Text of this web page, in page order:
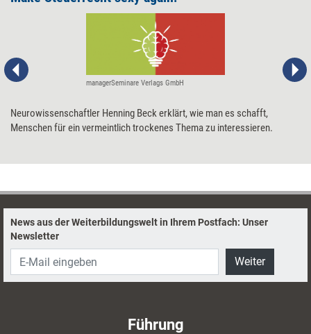
managerSeminare Verlags GmbH
Neurowissenschaftler Henning Beck erklärt, wie man es schafft,
Menschen für ein vermeintlich trockenes Thema zu interessieren.
News aus der Weiterbildungswelt in Ihrem Postfach: Unser
Newsletter
Weiter
Führung